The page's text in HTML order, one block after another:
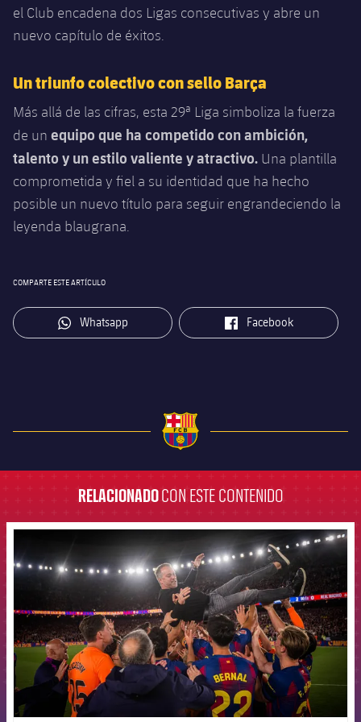
el Club encadena dos Ligas consecutivas y abre un
nuevo capítulo de éxitos.
Un triunfo colectivo con sello Barça
Más allá de las cifras, esta 29ª Liga simboliza la fuerza
de un equipo que ha competido con ambición,
talento y un estilo valiente y atractivo. Una plantilla
comprometida y fiel a su identidad que ha hecho
posible un nuevo título para seguir engrandeciendo la
leyenda blaugrana.
COMPARTE ESTE ARTÍCULO
label.aria.whatsapp
Whatsapp label.aria.facebook
Facebook
RELACIONADOCON ESTE CONTENIDO
FCB Barcelona badge